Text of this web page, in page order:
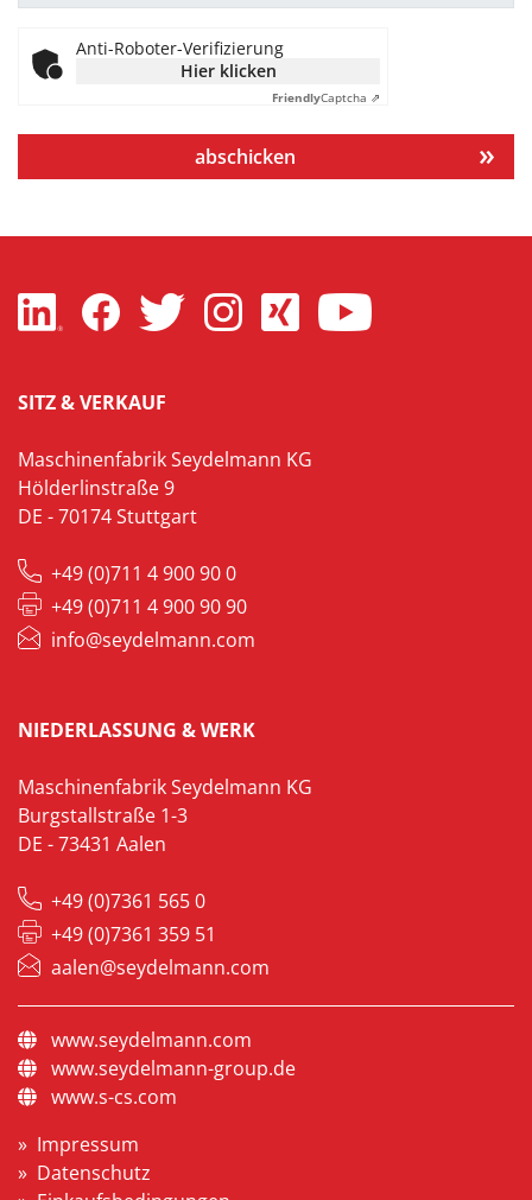
Anti-Roboter-Verifizierung
Hier klicken
FriendlyCaptcha ⇗
abschicken
SITZ & VERKAUF
Maschinenfabrik Seydelmann KG
Hölderlinstraße 9
DE - 70174 Stuttgart
+49 (0)711 4 900 90 0
+49 (0)711 4 900 90 90
info@seydelmann.com
NIEDERLASSUNG & WERK
Maschinenfabrik Seydelmann KG
Burgstallstraße 1-3
DE - 73431 Aalen
+49 (0)7361 565 0
+49 (0)7361 359 51
aalen@seydelmann.com
www.seydelmann.com
www.seydelmann-group.de
www.s-cs.com
Impressum
Datenschutz